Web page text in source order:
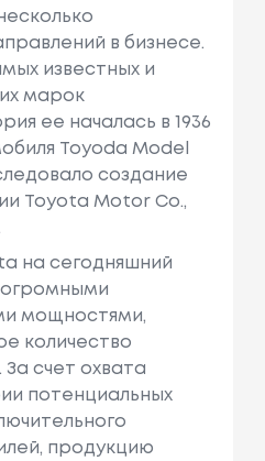
в бизнесе.
известных и
марок
ее началась в 1936
Toyoda Model
создание
Toyota Motor Co.,
на сегодняшний
огромными
мощностями,
количество
счет охвата
потенциальных
продукцию